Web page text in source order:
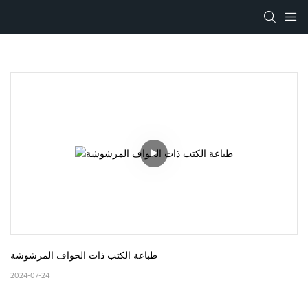
طباعة الكتب ذات الحواف المرشوشة
2024-07-24